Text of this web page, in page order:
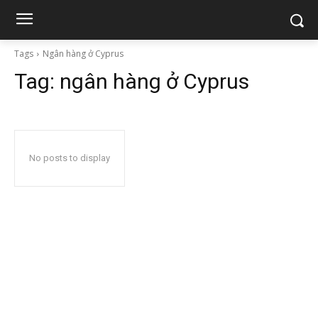
Tags Ngân hàng ở Cyprus
Tag: ngân hàng ở Cyprus
No posts to display